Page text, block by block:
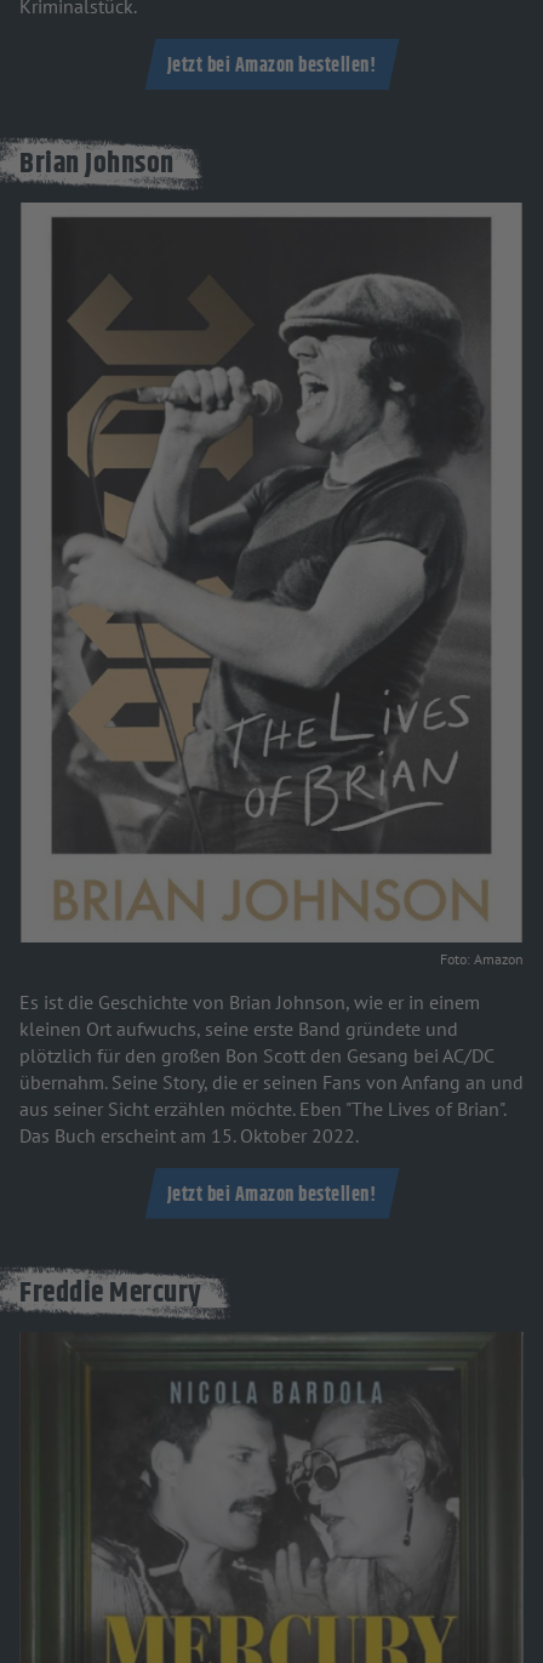
Kriminalstück.
Jetzt bei Amazon bestellen!
Brian Johnson
Foto: Amazon
Es ist die Geschichte von Brian Johnson, wie er in einem
kleinen Ort aufwuchs, seine erste Band gründete und
plötzlich für den großen Bon Scott den Gesang bei AC/DC
übernahm. Seine Story, die er seinen Fans von Anfang an und
aus seiner Sicht erzählen möchte. Eben "The Lives of Brian".
Das Buch erscheint am 15. Oktober 2022.
Jetzt bei Amazon bestellen!
Freddie Mercury